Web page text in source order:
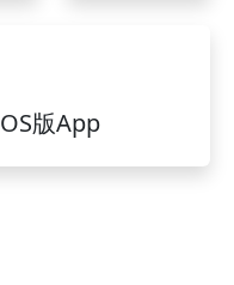
版App